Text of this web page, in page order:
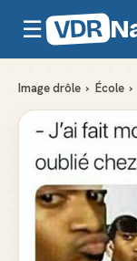
☰ VDR
Image drôle › École ›